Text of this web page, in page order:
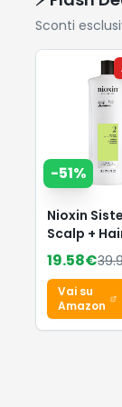
Sconti
-51%
Nioxin
Scalp +
Shampoo -
Shampoo
Capelli
con
19.58€
Vai su
Amazon